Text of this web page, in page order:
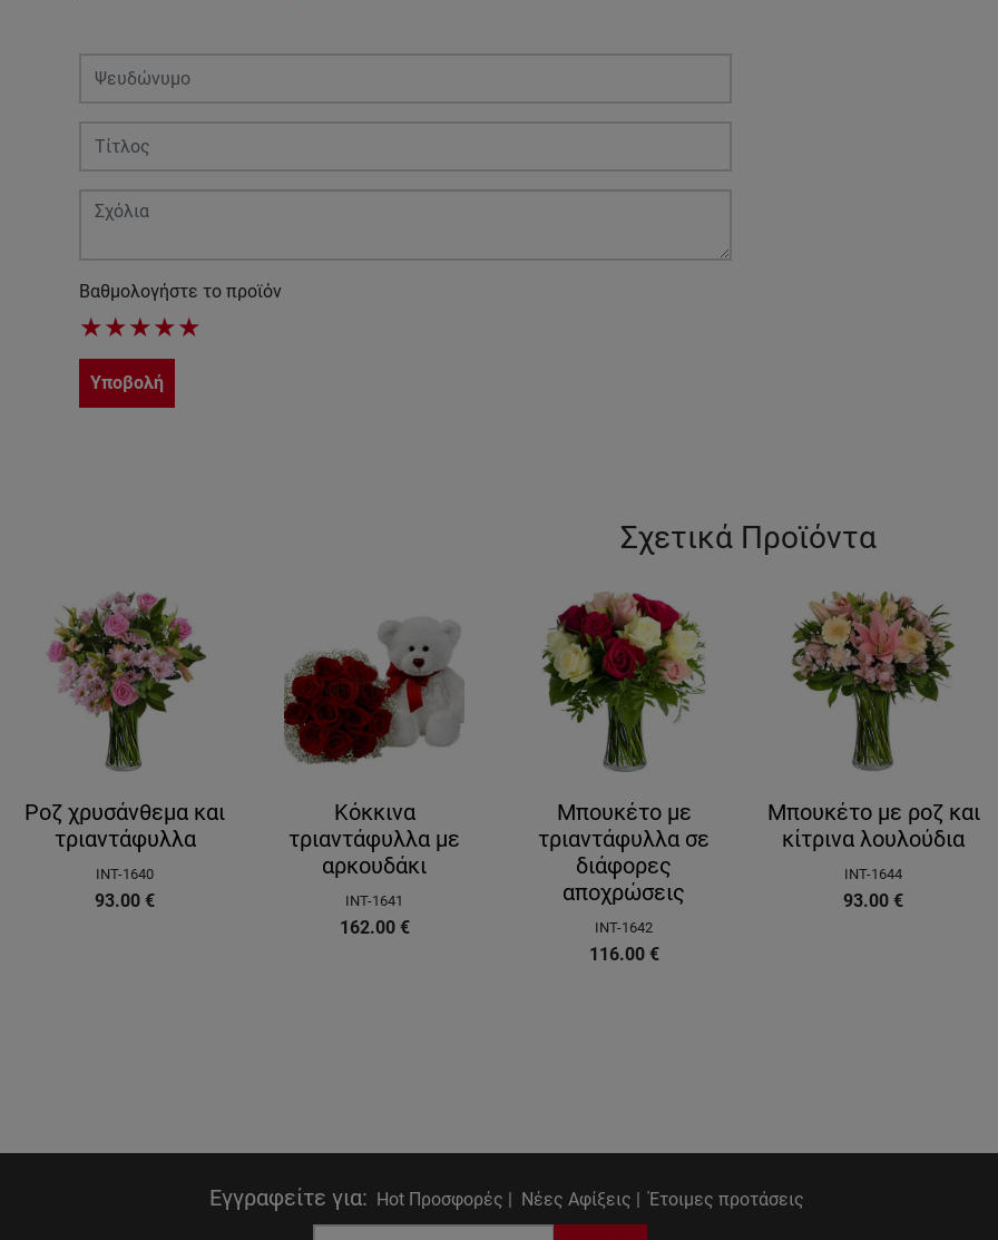
Βαθμολογήστε το προϊόν
★★★★★
Υποβολή
Σχετικά Προϊόντα
Ροζ χρυσάνθεμα και
τριαντάφυλλα
INT-1640
93.00 €
Κόκκινα
τριαντάφυλλα με
αρκουδάκι
INT-1641
162.00 €
Μπουκέτο με
τριαντάφυλλα σε
διάφορες
αποχρώσεις
INT-1642
116.00 €
Μπουκέτο με ροζ και
κίτρινα λουλούδια
INT-1644
93.00 €
Εγγραφείτε για: Hot Προσφορές | Νέες Αφίξεις | Έτοιμες προτάσεις